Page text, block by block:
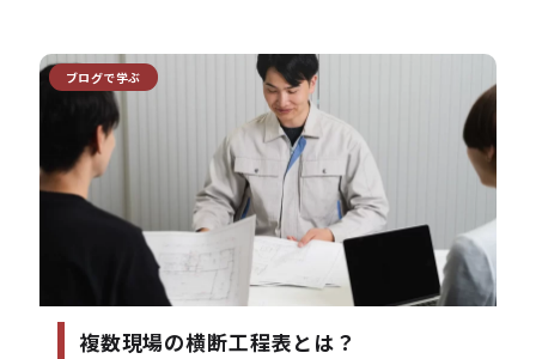
複数現場の横断工程表とは？
ブログで学ぶ